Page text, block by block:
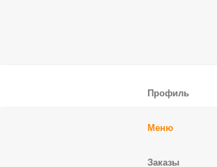
Профиль
Меню
Заказы